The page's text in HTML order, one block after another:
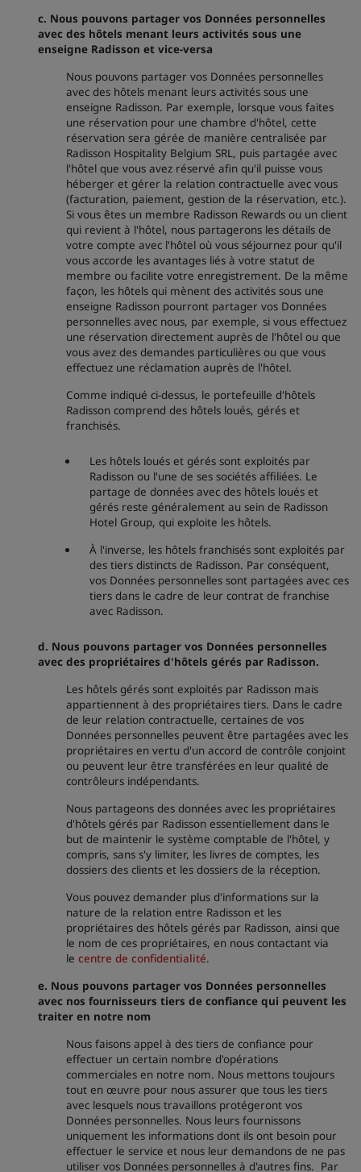
c. Nous pouvons partager vos Données personnelles
avec des hôtels menant leurs activités sous une
enseigne Radisson et vice-versa
Nous pouvons partager vos Données personnelles
avec des hôtels menant leurs activités sous une
enseigne Radisson. Par exemple, lorsque vous faites
une réservation pour une chambre d'hôtel, cette
réservation sera gérée de manière centralisée par
Radisson Hospitality Belgium SRL, puis partagée avec
l'hôtel que vous avez réservé afin qu'il puisse vous
héberger et gérer la relation contractuelle avec vous
(facturation, paiement, gestion de la réservation, etc.).
Si vous êtes un membre Radisson Rewards ou un client
qui revient à l'hôtel, nous partagerons les détails de
votre compte avec l'hôtel où vous séjournez pour qu'il
vous accorde les avantages liés à votre statut de
membre ou facilite votre enregistrement. De la même
façon, les hôtels qui mènent des activités sous une
enseigne Radisson pourront partager vos Données
personnelles avec nous, par exemple, si vous effectuez
une réservation directement auprès de l'hôtel ou que
vous avez des demandes particulières ou que vous
effectuez une réclamation auprès de l'hôtel.
Comme indiqué ci-dessus, le portefeuille d'hôtels
Radisson comprend des hôtels loués, gérés et
franchisés.
Les hôtels loués et gérés sont exploités par
Radisson ou l'une de ses sociétés affiliées. Le
partage de données avec des hôtels loués et
gérés reste généralement au sein de Radisson
Hotel Group, qui exploite les hôtels.
À l'inverse, les hôtels franchisés sont exploités par
des tiers distincts de Radisson. Par conséquent,
vos Données personnelles sont partagées avec ces
tiers dans le cadre de leur contrat de franchise
avec Radisson.
d. Nous pouvons partager vos Données personnelles
avec des propriétaires d'hôtels gérés par Radisson.
Les hôtels gérés sont exploités par Radisson mais
appartiennent à des propriétaires tiers. Dans le cadre
de leur relation contractuelle, certaines de vos
Données personnelles peuvent être partagées avec les
propriétaires en vertu d'un accord de contrôle conjoint
ou peuvent leur être transférées en leur qualité de
contrôleurs indépendants.
Nous partageons des données avec les propriétaires
d'hôtels gérés par Radisson essentiellement dans le
but de maintenir le système comptable de l'hôtel, y
compris, sans s'y limiter, les livres de comptes, les
dossiers des clients et les dossiers de la réception.
Vous pouvez demander plus d'informations sur la
nature de la relation entre Radisson et les
propriétaires des hôtels gérés par Radisson, ainsi que
le nom de ces propriétaires, en nous contactant via
lecentre de confidentialité.
e. Nous pouvons partager vos Données personnelles
avec nos fournisseurs tiers de confiance qui peuvent les
traiter en notre nom
Nous faisons appel à des tiers de confiance pour
effectuer un certain nombre d'opérations
commerciales en notre nom. Nous mettons toujours
tout en œuvre pour nous assurer que tous les tiers
avec lesquels nous travaillons protégeront vos
Données personnelles. Nous leurs fournissons
uniquement les informations dont ils ont besoin pour
effectuer le service et nous leur demandons de ne pas
utiliser vos Données personnelles à d'autres fins. Par